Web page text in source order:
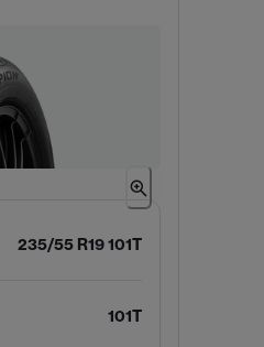
235/55 R19 101T
101T